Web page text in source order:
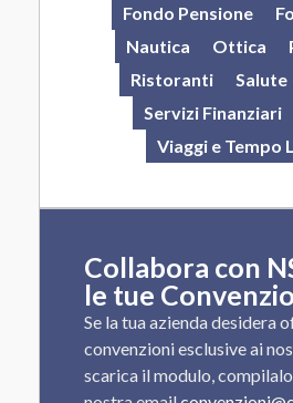
Fondo Pensione
Nautica
Ottica
Ristoranti
Salute
Servizi Finanziari
Viaggi e Tempo
Collabora con
le tue
Se la tua azienda desidera
convenzioni esclusive ai
scarica il modulo,